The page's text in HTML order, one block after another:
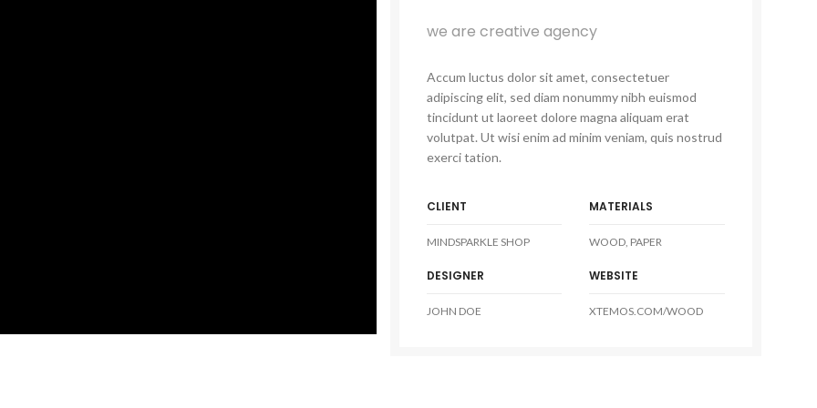
we are creative agency
Accum luctus dolor sit amet, consectetuer
adipiscing elit, sed diam nonummy nibh euismod
tincidunt ut laoreet dolore magna aliquam erat
volutpat. Ut wisi enim ad minim veniam, quis nostrud
exerci tation.
CLIENT
MINDSPARKLE SHOP
DESIGNER
JOHN DOE
MATERIALS
WOOD, PAPER
WEBSITE
XTEMOS.COM/WOOD